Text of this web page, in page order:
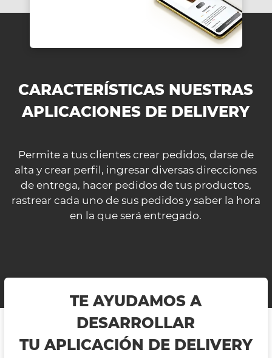
CARACTERÍSTICAS NUESTRAS
APLICACIONES DE DELIVERY
Permite a tus clientes crear pedidos, darse de
alta y crear perfil, ingresar diversas direcciones
de entrega, hacer pedidos de tus productos,
rastrear cada uno de sus pedidos y saber la hora
en la que será entregado.
TE AYUDAMOS A
DESARROLLAR
TU APLICACIÓN DE DELIVERY